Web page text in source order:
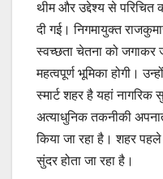
थीम और उद्देश्य से परिचित
दी गई। निगमायुक्त
स्वच्छता चेतना को
महत्वपूर्ण भूमिका होगी।
स्मार्ट शहर है यहां
अत्याधुनिक तकनीकी
किया जा रहा है। शहर
सुंदर होता जा रहा है।